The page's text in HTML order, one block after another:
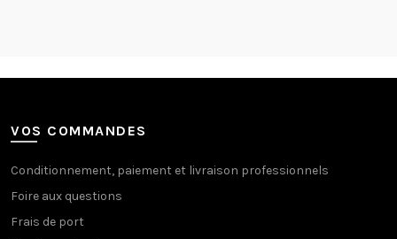
VOS COMMANDES
Conditionnement, paiement et livraison professionnels
Foire aux questions
Frais de port